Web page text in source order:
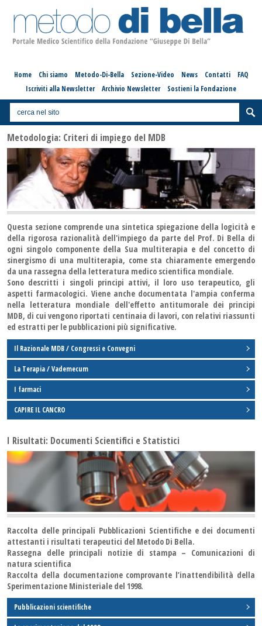
Home Chi siamo Metodo-Di-Bella Sezione-Video News Contatti
FAQ
Iscriviti alla Newsletter
Archivio Newsletter Sostieni la Fondazione
Metodologia: Criteri di impiego del MDB
Questa sezione comprende una sintetica spiegazione della logicità e
della rigorosa razionalità dell'impiego da parte del Prof. Di Bella di
ogni singolo componente della Sua multiterapia e del concetto di
sinergismo di una multiterapia, come sta chiaramente emergendo
da una rassegna della letteratura medico scientifica mondiale.
Sono descritti i singoli principi attivi, il loro uso terapeutico, gli
aspetti farmacologici. Viene anche documentata l'ampia conferma
nella letteratura mondiale dell'effetto antitumorale dei principi
MDB, di cui vengono riportati centinaia di lavori, con relativi riassunti
ed estratti per le pubblicazioni più significative.
Il Razionale MDB / Congressi e Convegni
La Terapia / Vademecum
I farmaci
CAPIRE IL CANCRO
I Risultati: Documenti Scientifici e Statistici
Raccolta delle principali Pubblicazioni Scientifiche e dei documenti
attestanti i risultati terapeutici del Metodo Di Bella.
Rassegna delle principali notizie di stampa – Comunicazioni di
natura scientifica
Raccolta della documentazione comprovante l’inattendibilità della
Sperimentazione Ministeriale del 1998.
Pubblicazioni scientifiche